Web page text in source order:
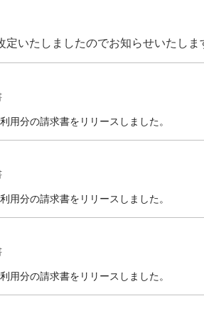
定いたしましたのでお知らせいたしま
用分の請求書をリリースしました。
用分の請求書をリリースしました。
用分の請求書をリリースしました。